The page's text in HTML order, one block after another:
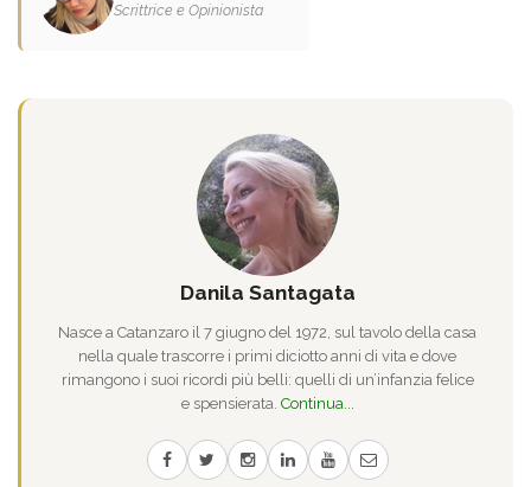
Scrittrice e Opinionista
Danila Santagata
Nasce a Catanzaro il 7 giugno del 1972, sul tavolo della casa
nella quale trascorre i primi diciotto anni di vita e dove
rimangono i suoi ricordi più belli: quelli di un’infanzia felice
e spensierata. Continua...